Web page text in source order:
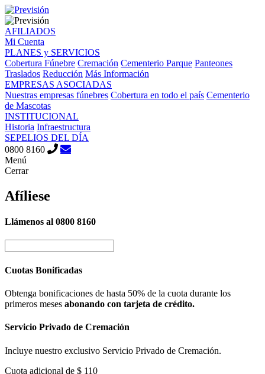
AFILIADOS
Mi Cuenta
PLANES y SERVICIOS
Cobertura Fúnebre Cremación Cementerio Parque Panteones
Traslados Reducción Más Información
EMPRESAS ASOCIADAS
Nuestras empresas fúnebres Cobertura en todo el país Cementerio
de Mascotas
INSTITUCIONAL
Historia Infraestructura
SEPELIOS DEL DÍA
0800 8160
Menú
Cerrar
Afíliese
Llámenos al 0800 8160
Cuotas Bonificadas
Obtenga bonificaciones de hasta 50% de la cuota durante los
primeros meses abonando con tarjeta de crédito.
Servicio Privado de Cremación
Incluye nuestro exclusivo Servicio Privado de Cremación.
Cuota adicional de $ 110